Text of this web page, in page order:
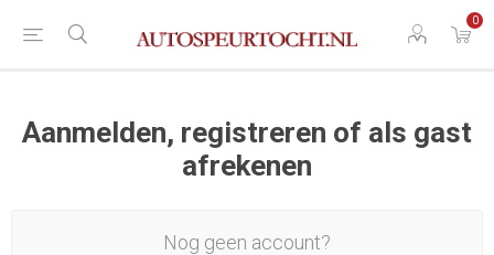
0
Aanmelden, registreren of als gast
afrekenen
Nog geen account?